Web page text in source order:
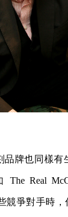
品牌也同樣有
Real
競爭對手時，